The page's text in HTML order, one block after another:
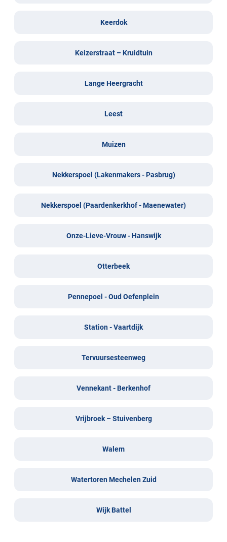
Keerdok
Keizerstraat – Kruidtuin
Lange Heergracht
Leest
Muizen
Nekkerspoel (Lakenmakers - Pasbrug)
Nekkerspoel (Paardenkerkhof - Maenewater)
Onze-Lieve-Vrouw - Hanswijk
Otterbeek
Pennepoel - Oud Oefenplein
Station - Vaartdijk
Tervuursesteenweg
Vennekant - Berkenhof
Vrijbroek – Stuivenberg
Walem
Watertoren Mechelen Zuid
Wijk Battel